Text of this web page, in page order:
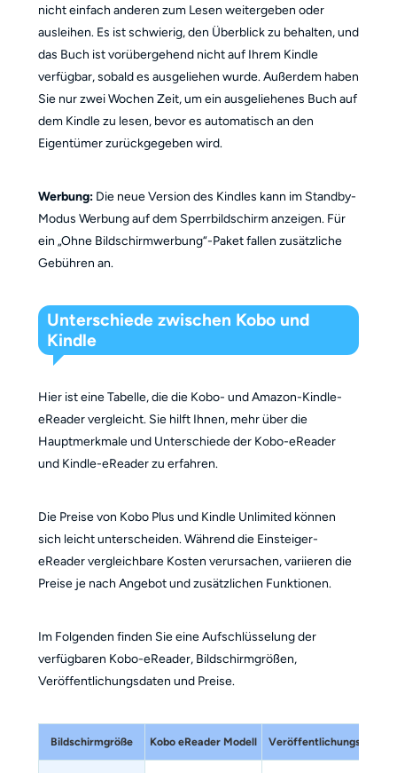
nicht einfach anderen zum Lesen weitergeben oder
ausleihen. Es ist schwierig, den Überblick zu behalten, und
das Buch ist vorübergehend nicht auf Ihrem Kindle
verfügbar, sobald es ausgeliehen wurde. Außerdem haben
Sie nur zwei Wochen Zeit, um ein ausgeliehenes Buch auf
dem Kindle zu lesen, bevor es automatisch an den
Eigentümer zurückgegeben wird.
Werbung: Die neue Version des Kindles kann im Standby-
Modus Werbung auf dem Sperrbildschirm anzeigen. Für
ein „Ohne Bildschirmwerbung“-Paket fallen zusätzliche
Gebühren an.
Unterschiede zwischen Kobo und
Kindle
Hier ist eine Tabelle, die die Kobo- und Amazon-Kindle-
eReader vergleicht. Sie hilft Ihnen, mehr über die
Hauptmerkmale und Unterschiede der Kobo-eReader
und Kindle-eReader zu erfahren.
Die Preise von Kobo Plus und Kindle Unlimited können
sich leicht unterscheiden. Während die Einsteiger-
eReader vergleichbare Kosten verursachen, variieren die
Preise je nach Angebot und zusätzlichen Funktionen.
Im Folgenden finden Sie eine Aufschlüsselung der
verfügbaren Kobo-eReader, Bildschirmgrößen,
Veröffentlichungsdaten und Preise.
Bildschirmgröße Kobo eReader Modell Veröffentlichungsdatum